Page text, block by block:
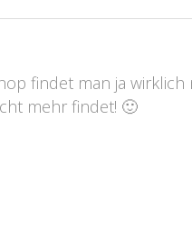
findet man ja wirklich
mehr findet! 🙂